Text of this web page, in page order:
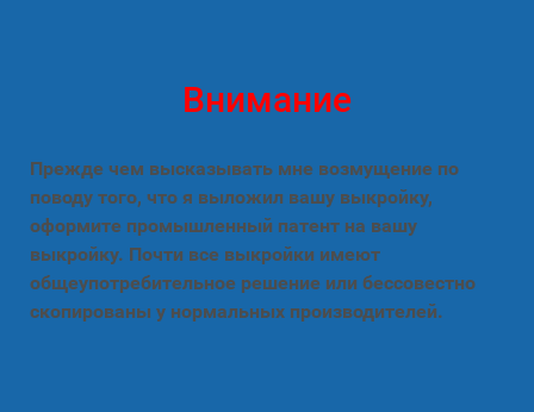
Внимание
Прежде чем высказывать мне возмущение по
поводу того, что я выложил вашу выкройку,
оформите промышленный патент на вашу
выкройку. Почти все выкройки имеют
общеупотребительное решение или бессовестно
скопированы у нормальных производителей.